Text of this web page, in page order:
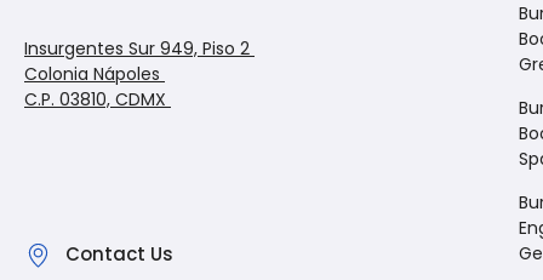
Insurgentes Sur 949, Piso 2
Colonia Nápoles
C.P. 03810, CDMX
Contact Us